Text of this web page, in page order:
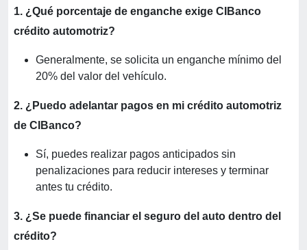
1. ¿Qué porcentaje de enganche exige CIBanco
crédito automotriz?
Generalmente, se solicita un enganche mínimo del
20% del valor del vehículo.
2. ¿Puedo adelantar pagos en mi crédito automotriz
de CIBanco?
Sí, puedes realizar pagos anticipados sin
penalizaciones para reducir intereses y terminar
antes tu crédito.
3. ¿Se puede financiar el seguro del auto dentro del
crédito?